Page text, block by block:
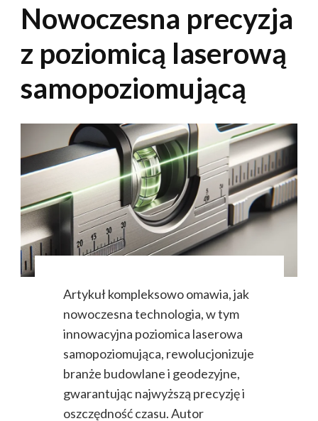
Nowoczesna precyzja
z poziomicą laserową
samopoziomującą
Artykuł kompleksowo omawia, jak
nowoczesna technologia, w tym
innowacyjna poziomica laserowa
samopoziomująca, rewolucjonizuje
branże budowlane i geodezyjne,
gwarantując najwyższą precyzję i
oszczędność czasu. Autor